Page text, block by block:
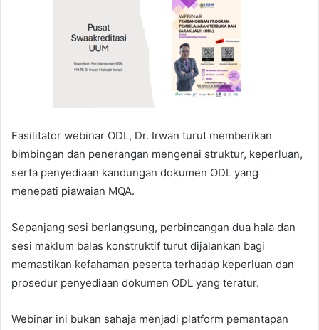
Fasilitator webinar ODL, Dr. Irwan turut memberikan
bimbingan dan penerangan mengenai struktur, keperluan,
serta penyediaan kandungan dokumen ODL yang
menepati piawaian MQA.
Sepanjang sesi berlangsung, perbincangan dua hala dan
sesi maklum balas konstruktif turut dijalankan bagi
memastikan kefahaman peserta terhadap keperluan dan
prosedur penyediaan dokumen ODL yang teratur.
Webinar ini bukan sahaja menjadi platform pemantapan